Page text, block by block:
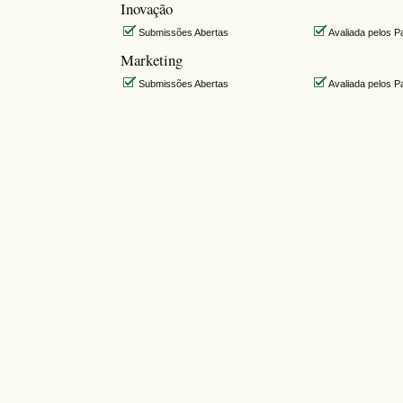
Inovação
Submissões Abertas Avaliada pelos
Marketing
Submissões Abertas Avaliada pelos